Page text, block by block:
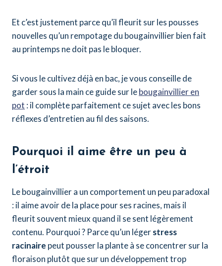
Et c’est justement parce qu’il fleurit sur les pousses
nouvelles qu’un rempotage du bougainvillier bien fait
au printemps ne doit pas le bloquer.
Si vous le cultivez déjà en bac, je vous conseille de
garder sous la main ce guide sur lebougainvillier en
pot : il complète parfaitement ce sujet avec les bons
réflexes d’entretien au fil des saisons.
Pourquoi il aime être un peu à
l’étroit
Le bougainvillier a un comportement un peu paradoxal
: il aime avoir de la place pour ses racines, mais il
fleurit souvent mieux quand il se sent légèrement
contenu. Pourquoi ? Parce qu’un légerstress
racinaire peut pousser la plante à se concentrer sur la
floraison plutôt que sur un développement trop